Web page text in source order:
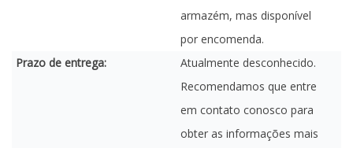
armazém, mas disponível
por encomenda.
Prazo de entrega:
Atualmente desconhecido.
Recomendamos que entre
em contato conosco para
obter as informações mais